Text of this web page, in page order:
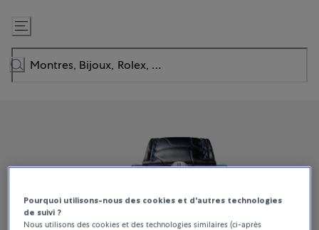
Passer
au
contenu
Pourquoi utilisons-nous des cookies et d'autres technologies
de suivi ?
Nous utilisons des cookies et des technologies similaires (ci-après